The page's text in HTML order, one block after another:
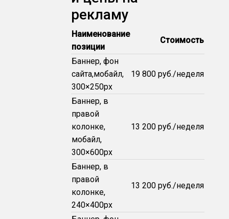
рекламу
Наименование
позиции
Стоимость
Баннер, фон
сайта,мобайл,
300×250px
19 800 руб./неделя
Баннер, в
правой
колонке,
мобайл,
300×600px
13 200 руб./неделя
Баннер, в
правой
колонке,
240×400px
13 200 руб./неделя